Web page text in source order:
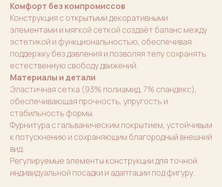
Комфорт без компромиссов
Конструкция с открытыми декоративными
элементами и мягкой сеткой создаёт баланс между
эстетикой и функциональностью, обеспечивая
поддержку без давления и позволяя телу сохранять
естественную свободу движений.
Материалы и детали
Эластичная сетка (93% полиамид, 7% спандекс),
обеспечивающая прочность, упругость и
стабильность формы.
Фурнитура с гальваническим покрытием, устойчивым
к потускнению и сохраняющим благородный внешний
вид.
Регулируемые элементы конструкции для точной
индивидуальной посадки и адаптации под фигуру.